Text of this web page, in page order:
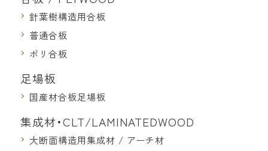
針葉樹構造用合板
普通合板
ポリ合板
足場板
国産材合板足場板
集成材・CLT/LAMINATEDWOOD
大断面構造用集成材 / アーチ材